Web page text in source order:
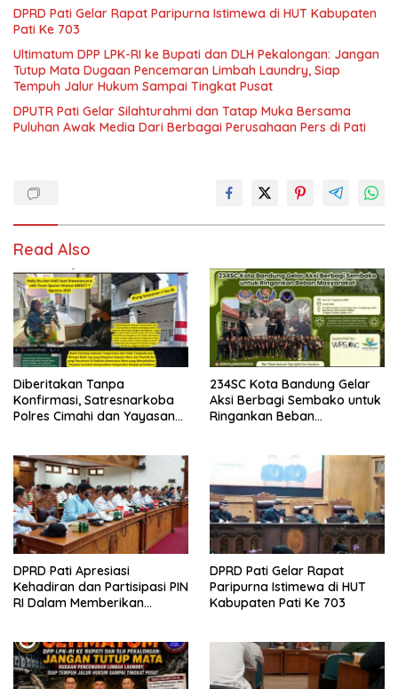
DPRD Pati Gelar Rapat Paripurna Istimewa di HUT Kabupaten
Pati Ke 703
Ultimatum DPP LPK-RI ke Bupati dan DLH Pekalongan: Jangan
Tutup Mata Dugaan Pencemaran Limbah Laundry, Siap
Tempuh Jalur Hukum Sampai Tingkat Pusat
DPUTR Pati Gelar Silahturahmi dan Tatap Muka Bersama
Puluhan Awak Media Dari Berbagai Perusahaan Pers di Pati
Read Also
Diberitakan Tanpa
Konfirmasi, Satresnarkoba
Polres Cimahi dan Yayasan
234SC Kota Bandung Gelar
Aksi Berbagi Sembako untuk
Ringankan Beban
DPRD Pati Apresiasi
Kehadiran dan Partisipasi PIN
RI Dalam Memberikan
DPRD Pati Gelar Rapat
Paripurna Istimewa di HUT
Kabupaten Pati Ke 703